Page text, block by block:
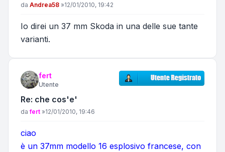
Messaggio
da Andrea58 »12/01/2010, 19:42
Io direi un 37 mm Skoda in una delle sue tante
varianti.
fert
Utente
Re: che cos'e'
Messaggio
dafert »12/01/2010, 19:46
ciao
è un 37mm modello 16 esplosivo francese, con